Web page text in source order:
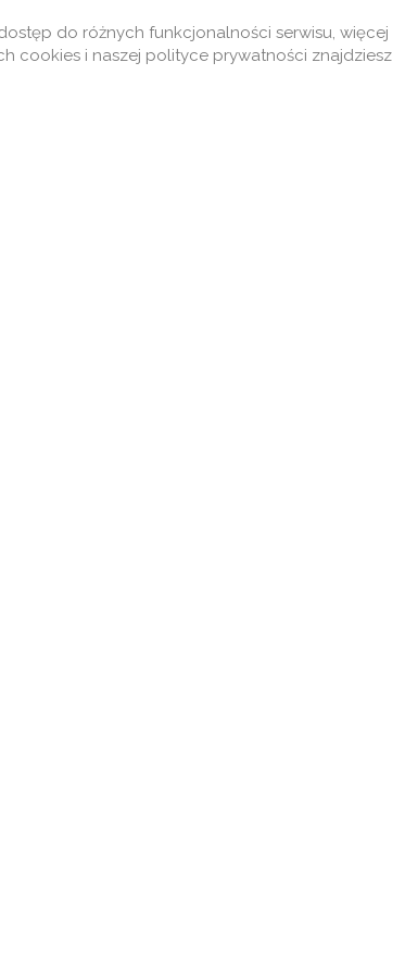
do różnych funkcjonalności serwisu, więcej
cookies i naszej polityce prywatności znajdziesz